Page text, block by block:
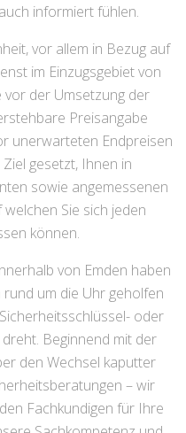
informiert fühlen.
vor allem in Bezug auf
im Einzugsgebiet von
vor der Umsetzung der
Preisangabe
unerwarteten Endpreisen
gesetzt, Ihnen in
sowie angemessenen
Sie sich jeden
können.
von Emden haben
um die Uhr geholfen
oder
Beginnend mit der
den Wechsel kaputter
– wir
Fachkundigen für Ihre